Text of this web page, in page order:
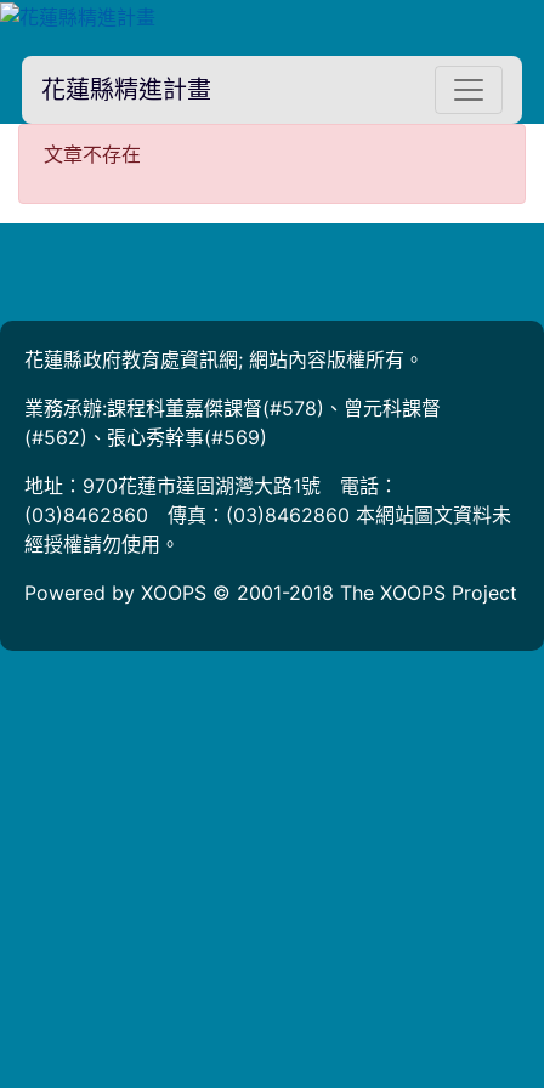
花蓮縣精進計畫
文章不存在
文章不存在
花蓮縣政府教育處資訊網; 網站內容版權所有。
業務承辦:課程科董嘉傑課督(#578)、曾元科課督
(#562)、張心秀幹事(#569)
地址：970花蓮市達固湖灣大路1號 電話：
(03)8462860 傳真：(03)8462860 本網站圖文資料未
經授權請勿使用。
Powered by XOOPS © 2001-2018 The XOOPS Project